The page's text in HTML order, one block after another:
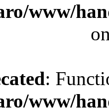
www/
:
www/